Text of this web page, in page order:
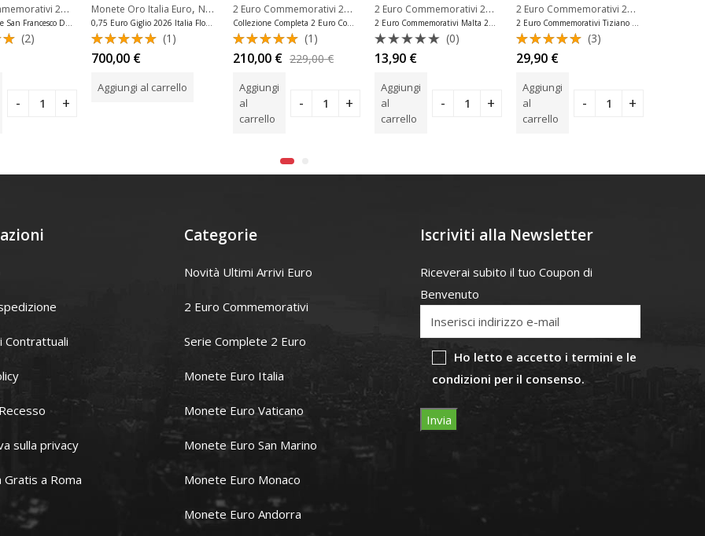
EuroVaticano Monete Sede Vacante Vaticano ,Novità Ultimi Arrivi Euro
2 Euro Commemorativi 2026 2 Euro Commemorativi Italia, Novità Ultimi Arrivi Euro
2 Euro Reverse San Francesco D’Assisi 2026 Italia Proof Fs
(2)
Monete Oro Italia Euro, Novità Ultimi Arrivi Euro
0,75 Euro Giglio 2026 Italia Flora e Fauna Oro 999,9 Au Fdc
Valutato
5.00su 5
(1)
700,00 €
Aggiungi al carrello
2 Euro Commemorativi 2025 Novità Ultimi Arrivi Euro, Serie Complete 2 Euro
Collezione Completa 2 Euro Commemorativi 2025 27 Monete
Valutato
5.00su 5
(1)
210,00 € 229,00€
Aggiungi
al
carrello
2 Euro Commemorativi 2026 2 Euro Commemorativi Malta
2 Euro Commemorativi Malta 2026 Valletta Unc
Valutato
0
5
(0)
13,90 €
Aggiungi
al
carrello
2 Euro Commemorativi 2026
2 Euro Commemorativi Tiziano 2026 San Marino Fdc
Valutato
5.00 su 5
(3)
29,90 €
Aggiungi
al
carrello
Contrattuali
sulla privacy
Gratis a Roma
Categorie
Novità Ultimi Arrivi Euro
2 Euro Commemorativi
Serie Complete 2 Euro
Monete Euro Italia
Monete Euro Vaticano
Monete Euro San Marino
Monete Euro Monaco
Monete Euro Andorra
Iscriviti alla Newsletter
Riceverai subito il tuo Coupon di
Benvenuto
Ho letto e accetto i termini e le
condizioni per il consenso.